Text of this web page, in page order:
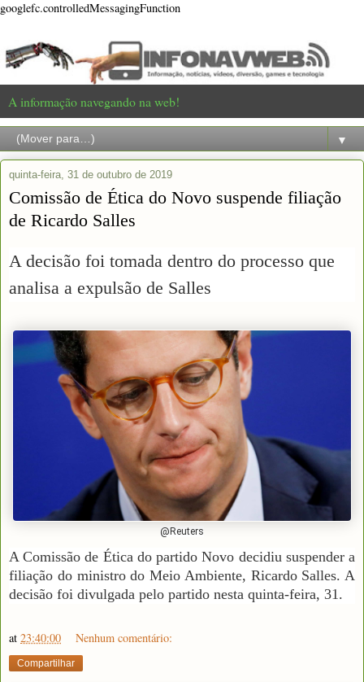
googlefc.controlledMessagingFunction
A informação navegando na web!
▼
quinta-feira, 31 de outubro de 2019
Comissão de Ética do Novo suspende filiação
de Ricardo Salles
A decisão foi tomada dentro do processo que
analisa a expulsão de Salles
@Reuters
A Comissão de Ética do partido Novo decidiu suspender a
filiação do ministro do Meio Ambiente, Ricardo Salles. A
decisão foi divulgada pelo partido nesta quinta-feira, 31.
at 23:40:00 Nenhum comentário:
Compartilhar